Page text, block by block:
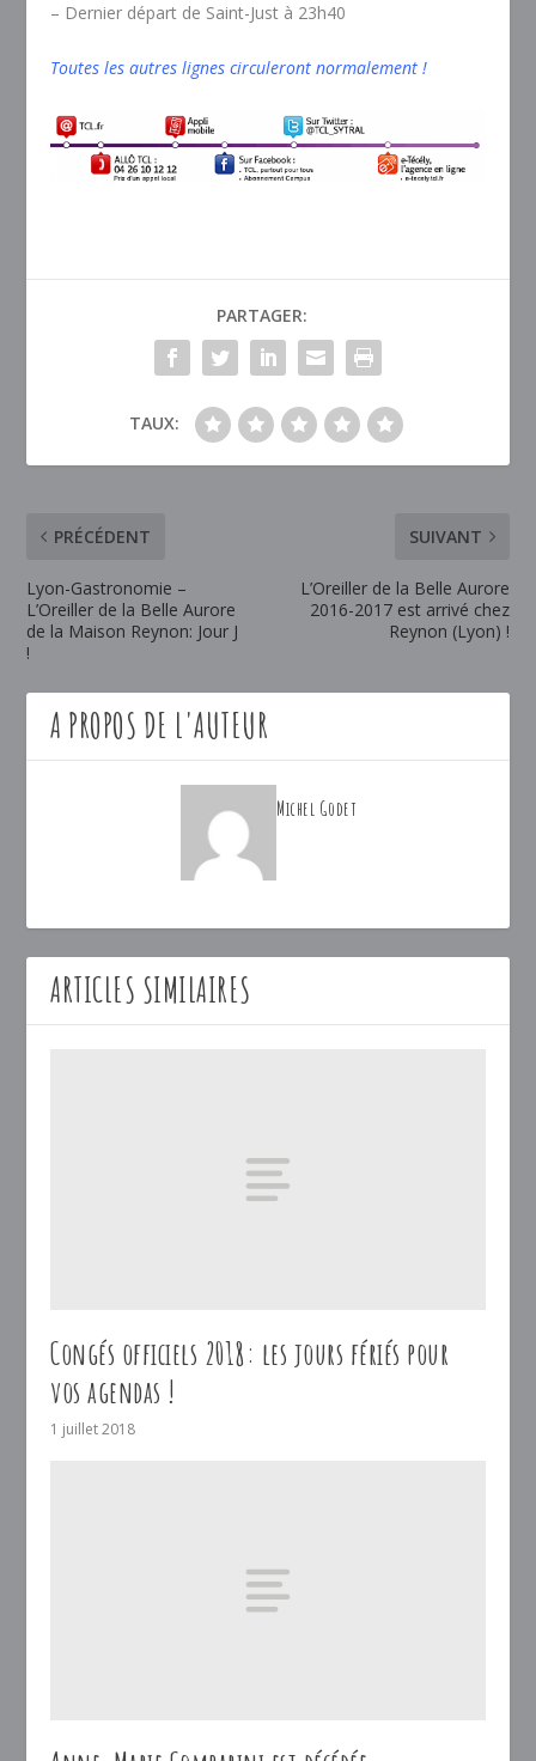
– Dernier départ de Saint-Just à 23h40
Toutes les autres lignes circuleront normalement !
PARTAGER:
TAUX:
PRÉCÉDENT
Lyon-Gastronomie –
L’Oreiller de la Belle Aurore
de la Maison Reynon: Jour J
!
SUIVANT
L’Oreiller de la Belle Aurore
2016-2017 est arrivé chez
Reynon (Lyon) !
A PROPOS DE L'AUTEUR
Michel Godet
ARTICLES SIMILAIRES
Congés officiels 2018: les jours fériés pour
vos agendas !
1 juillet 2018